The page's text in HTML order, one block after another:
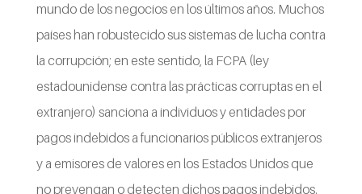
mundo de los negocios en los últimos años. Muchos
países han robustecido sus sistemas de lucha contra
la corrupción; en este sentido, la FCPA (ley
estadounidense contra las prácticas corruptas en el
extranjero) sanciona a individuos y entidades por
pagos indebidos a funcionarios públicos extranjeros
y a emisores de valores en los Estados Unidos que
no prevengan o detecten dichos pagos indebidos.